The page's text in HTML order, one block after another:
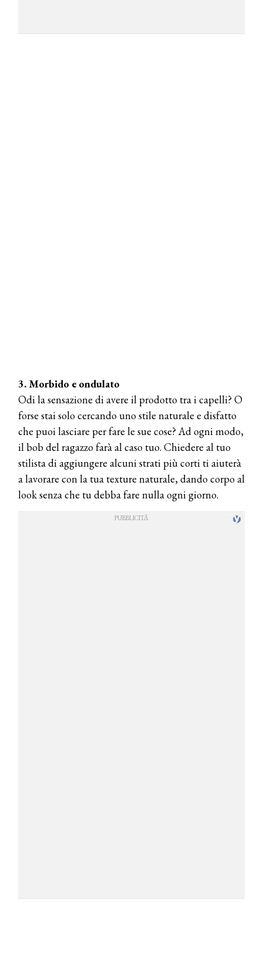
3. Morbido e ondulato
Odi la sensazione di avere il prodotto tra i capelli? O
forse stai solo cercando uno stile naturale e disfatto
che puoi lasciare per fare le sue cose? Ad ogni modo,
il bob del ragazzo farà al caso tuo. Chiedere al tuo
stilista di aggiungere alcuni strati più corti ti aiuterà
a lavorare con la tua texture naturale, dando corpo al
look senza che tu debba fare nulla ogni giorno.